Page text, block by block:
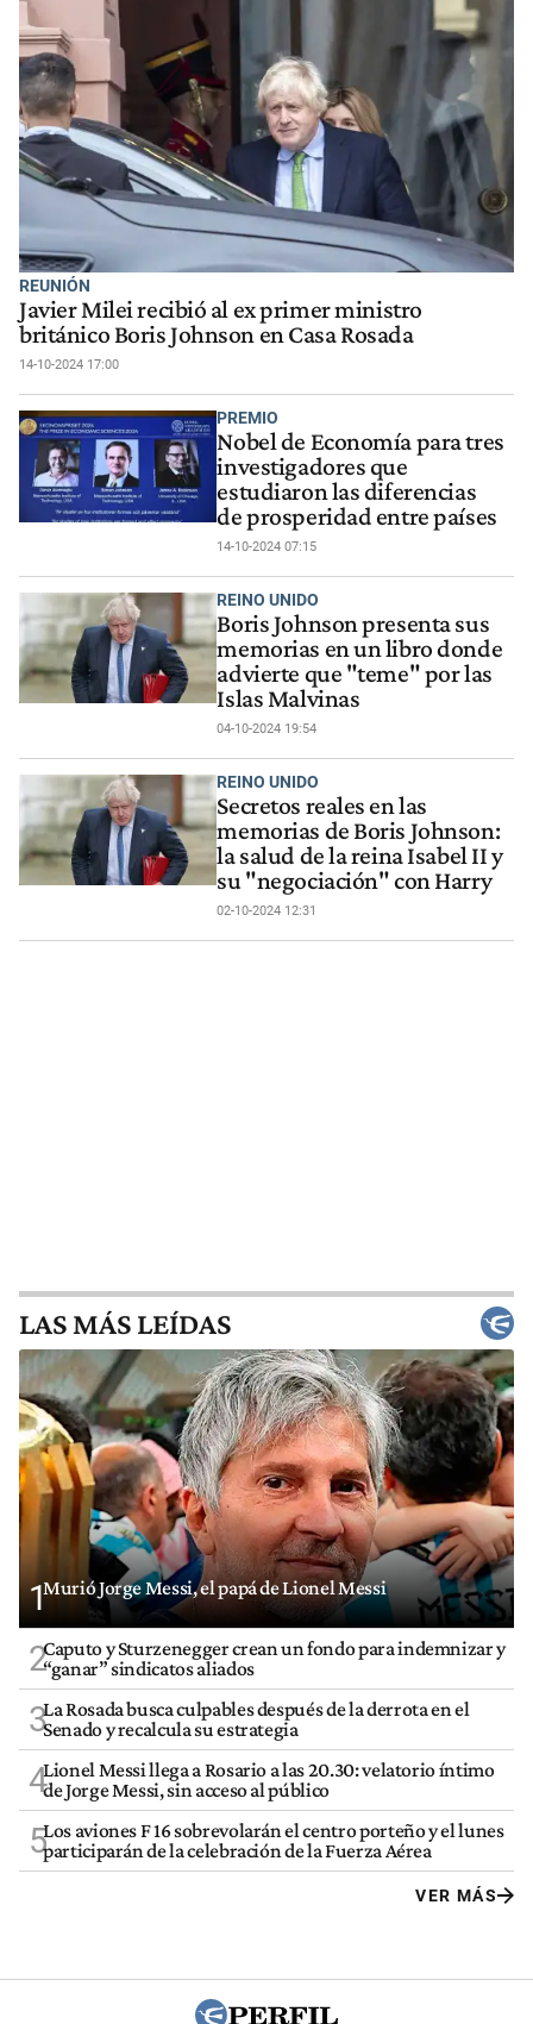
REUNIÓN
Javier Milei recibió al ex primer ministro
británico Boris Johnson en Casa Rosada
14-10-2024 17:00
PREMIO
Nobel de Economía para tres
investigadores que
estudiaron las diferencias
de prosperidad entre países
14-10-2024 07:15
REINO UNIDO
Boris Johnson presenta sus
memorias en un libro donde
advierte que "teme" por las
Islas Malvinas
04-10-2024 19:54
REINO UNIDO
Secretos reales en las
memorias de Boris Johnson:
la salud de la reina Isabel II y
su "negociación" con Harry
02-10-2024 12:31
LAS MÁS LEÍDAS
1Murió Jorge Messi, el papá de Lionel Messi
2Caputo y Sturzenegger crean un fondo para indemnizar y
“ganar” sindicatos aliados
3La Rosada busca culpables después de la derrota en el
Senado y recalcula su estrategia
4Lionel Messi llega a Rosario a las 20.30: velatorio íntimo
de Jorge Messi, sin acceso al público
5Los aviones F 16 sobrevolarán el centro porteño y el lunes
participarán de la celebración de la Fuerza Aérea
VER MÁS